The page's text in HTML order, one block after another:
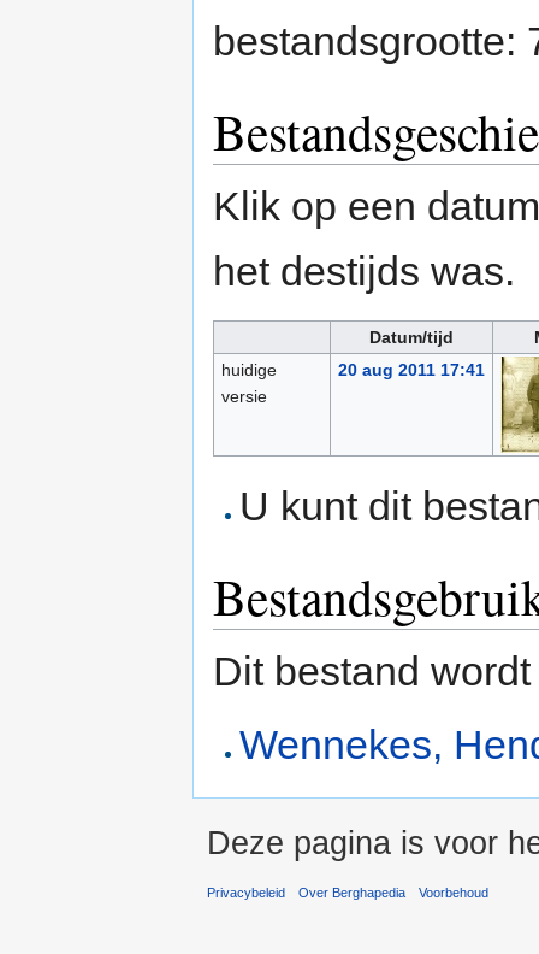
bestandsgrootte:
Klik op een
het destijds was.
Datum/tijd
huidige
versie
20 aug 2011 17:41
U kunt dit
Dit bestand
Wennekes,
Deze pagina is voor
Privacybeleid Over Berghapedia Voorbehoud